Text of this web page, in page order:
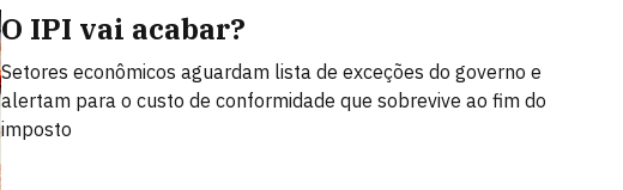
O IPI vai acabar?
Setores econômicos aguardam lista de exceções do governo e
alertam para o custo de conformidade que sobrevive ao fim do
imposto